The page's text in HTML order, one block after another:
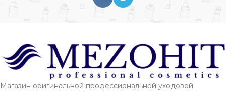
Магазин оригинальной профессиональной уходовой